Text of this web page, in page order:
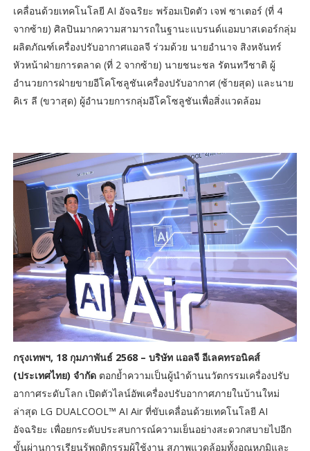
เคลื่อนด้วยเทคโนโลยี AI อัจฉริยะ พร้อมเปิดตัว เจฟ ซาเตอร์ (ที่ 4
จากซ้าย) ศิลปินมากความสามารถในฐานะแบรนด์แอมบาสเดอร์กลุ่ม
ผลิตภัณฑ์เครื่องปรับอากาศแอลจี ร่วมด้วย นายอำนาจ สิงหจันทร์
หัวหน้าฝ่ายการตลาด (ที่ 2 จากซ้าย) นายชนะชล รัตนทวีชาติ ผู้
อำนวยการฝ่ายขายอีโคโซลูชันเครื่องปรับอากาศ (ซ้ายสุด) และนาย
คิเร ลี (ขวาสุด) ผู้อำนวยการกลุ่มอีโคโซลูชันเพื่อสิ่งแวดล้อม
กรุงเทพฯ, 18 กุมภาพันธ์ 2568 – บริษัท แอลจี อีเลคทรอนิคส์
(ประเทศไทย) จำกัด ตอกย้ำความเป็นผู้นำด้านนวัตกรรมเครื่องปรับ
อากาศระดับโลก เปิดตัวไลน์อัพเครื่องปรับอากาศภายในบ้านใหม่
ล่าสุด LG DUALCOOL™ AI Air ที่ขับเคลื่อนด้วยเทคโนโลยี AI
อัจฉริยะ เพื่อยกระดับประสบการณ์ความเย็นอย่างสะดวกสบายไปอีก
ขั้นผ่านการเรียนรู้พฤติกรรมผู้ใช้งาน สภาพแวดล้อมทั้งอุณหภูมิและ